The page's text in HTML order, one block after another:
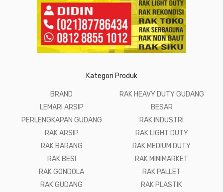
Kategori Produk
BRAND
LEMARI ARSIP
PERLENGKAPAN GUDANG
RAK ARSIP
RAK BARANG
RAK BESI
RAK GONDOLA
RAK GUDANG
RAK HEAVY DUTY GUDANG
BESAR
RAK INDUSTRI
RAK LIGHT DUTY
RAK MEDIUM DUTY
RAK MINIMARKET
RAK PALLET
RAK PLASTIK